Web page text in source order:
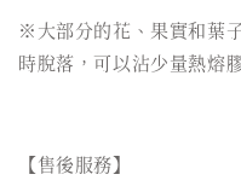
※大部分的花、果實和葉
時脫落，可以沾少量熱熔
【售後服務】